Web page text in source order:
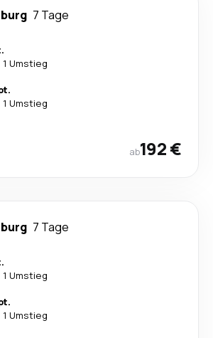
7 Tage
1 Umstieg
1 Umstieg
ab192 €
7 Tage
1 Umstieg
1 Umstieg